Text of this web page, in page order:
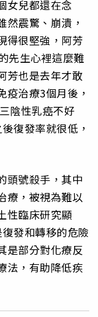
女兒都還在念
然震驚、崩潰，
得很堅強，阿芳
先生心裡這麼難
芳也是去年才敢
疫治療3個月後，
陰性乳癌不好
復發率就很低，
頭號殺手，其中
療，被視為難以
性臨床研究顯
發和轉移的危險
是部分對化療反
法，有助降低疾